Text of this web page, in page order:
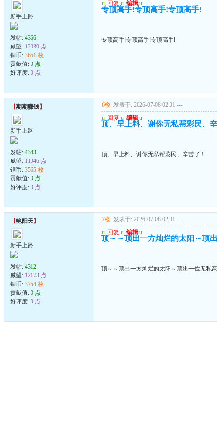
新手上路
发帖: 4366
威望: 12039 点
铜币: 3651 枚
贡献值: 0 点
好评度: 0 点
u 回复 u 编辑 u
专顶高手!专顶高手!专顶高手!
专顶高手!专顶高手!专顶高手!
【期期赚钱】
新手上路
发帖: 4343
威望: 11946 点
铜币: 3565 枚
贡献值: 0 点
好评度: 0 点
6楼 发表于: 2026-07-08 02:01 ---
u 回复 u 编辑 u
顶、早上料、谢你无私帮彩民、
顶、早上料、谢你无私帮彩民、辛苦了！
【艳阳天】
新手上路
发帖: 4312
威望: 12173 点
铜币: 3754 枚
贡献值: 0 点
好评度: 0 点
7楼 发表于: 2026-07-08 02:01 ---
u 回复 u 编辑 u
顶～～顶出一方灿烂的太阳～顶
顶～～顶出一方灿烂的太阳～顶出一位无私